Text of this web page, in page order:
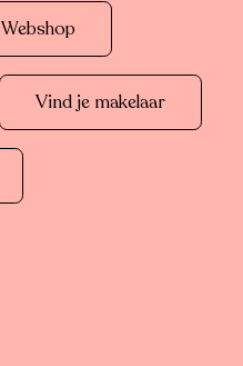
Webshop
Vind je makelaar